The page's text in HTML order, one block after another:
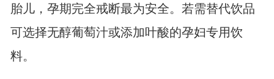
胎儿，孕期完全戒断最为安全。若需替代饮品
可选择无醇葡萄汁或添加叶酸的孕妇专用饮
料。